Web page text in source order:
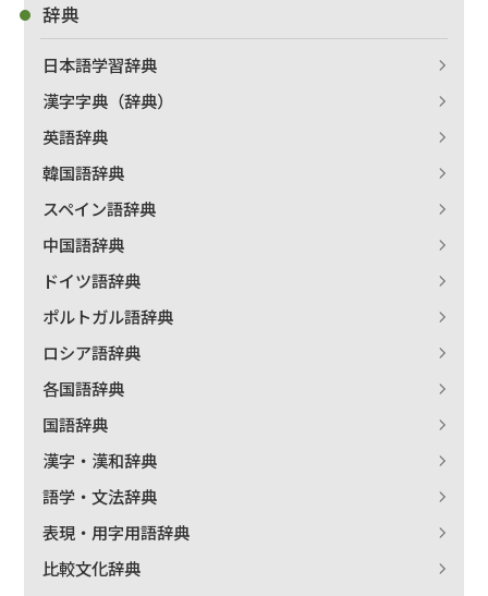
辞典
日本語学習辞典
漢字字典（辞典）
英語辞典
韓国語辞典
スペイン語辞典
中国語辞典
ドイツ語辞典
ポルトガル語辞典
ロシア語辞典
各国語辞典
国語辞典
漢字・漢和辞典
語学・文法辞典
表現・用字用語辞典
比較文化辞典